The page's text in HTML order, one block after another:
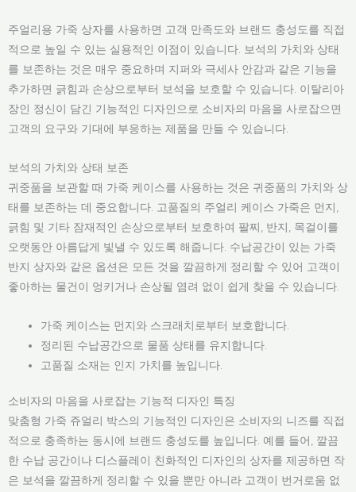
주얼리용 가죽 상자를 사용하면 고객 만족도와 브랜드 충성도를 직접
적으로 높일 수 있는 실용적인 이점이 있습니다. 보석의 가치와 상태
를 보존하는 것은 매우 중요하며 지퍼와 극세사 안감과 같은 기능을
추가하면 긁힘과 손상으로부터 보석을 보호할 수 있습니다. 이탈리아
장인 정신이 담긴 기능적인 디자인으로 소비자의 마음을 사로잡으면
고객의 요구와 기대에 부응하는 제품을 만들 수 있습니다.
보석의 가치와 상태 보존
귀중품을 보관할 때 가죽 케이스를 사용하는 것은 귀중품의 가치와 상
태를 보존하는 데 중요합니다. 고품질의 주얼리 케이스 가죽은 먼지,
긁힘 및 기타 잠재적인 손상으로부터 보호하여 팔찌, 반지, 목걸이를
오랫동안 아름답게 빛낼 수 있도록 해줍니다. 수납공간이 있는 가죽
반지 상자와 같은 옵션은 모든 것을 깔끔하게 정리할 수 있어 고객이
좋아하는 물건이 엉키거나 손상될 염려 없이 쉽게 찾을 수 있습니다.
가죽 케이스는 먼지와 스크래치로부터 보호합니다.
정리된 수납공간으로 물품 상태를 유지합니다.
고품질 소재는 인지 가치를 높입니다.
소비자의 마음을 사로잡는 기능적 디자인 특징
맞춤형 가죽 쥬얼리 박스의 기능적인 디자인은 소비자의 니즈를 직접
적으로 충족하는 동시에 브랜드 충성도를 높입니다. 예를 들어, 깔끔
한 수납 공간이나 디스플레이 친화적인 디자인의 상자를 제공하면 작
은 보석을 깔끔하게 정리할 수 있을 뿐만 아니라 고객이 번거로움 없